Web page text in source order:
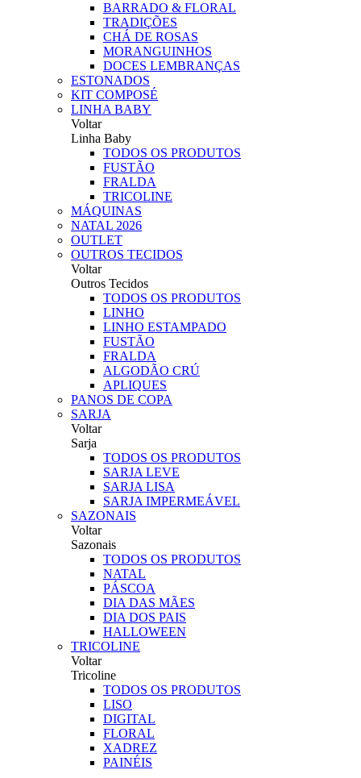
BARRADO & FLORAL
TRADIÇÕES
CHÁ DE ROSAS
MORANGUINHOS
DOCES LEMBRANÇAS
ESTONADOS
KIT COMPOSÉ
LINHA BABY
Voltar
Linha Baby
TODOS OS PRODUTOS
FUSTÃO
FRALDA
TRICOLINE
MÁQUINAS
NATAL 2026
OUTLET
OUTROS TECIDOS
Voltar
Outros Tecidos
TODOS OS PRODUTOS
LINHO
LINHO ESTAMPADO
FUSTÃO
FRALDA
ALGODÃO CRÚ
APLIQUES
PANOS DE COPA
SARJA
Voltar
Sarja
TODOS OS PRODUTOS
SARJA LEVE
SARJA LISA
SARJA IMPERMEÁVEL
SAZONAIS
Voltar
Sazonais
TODOS OS PRODUTOS
NATAL
PÁSCOA
DIA DAS MÃES
DIA DOS PAIS
HALLOWEEN
TRICOLINE
Voltar
Tricoline
TODOS OS PRODUTOS
LISO
DIGITAL
FLORAL
XADREZ
PAINÉIS